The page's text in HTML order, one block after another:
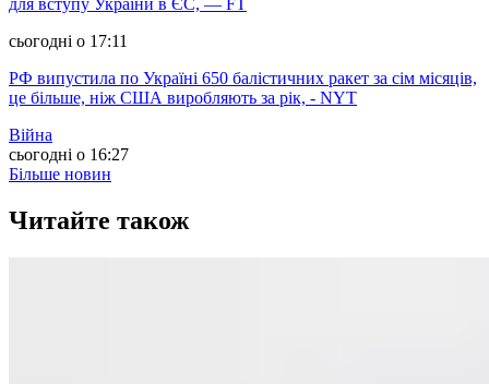
для вступу України в ЄС, — FT
сьогодні о 17:11
РФ випустила по Україні 650 балістичних ракет за сім місяців,
це більше, ніж США виробляють за рік, - NYT
Війна
сьогодні о 16:27
Більше новин
Читайте також